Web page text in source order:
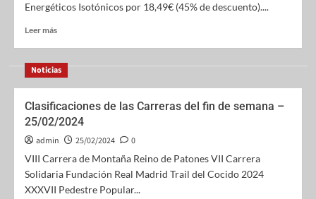
Energéticos Isotónicos por 18,49€ (45% de descuento)....
Leer más
Noticias
Clasificaciones de las Carreras del fin de semana –
25/02/2024
admin 25/02/2024
0
VIII Carrera de Montaña Reino de Patones VII Carrera
Solidaria Fundación Real Madrid Trail del Cocido 2024
XXXVII Pedestre Popular...